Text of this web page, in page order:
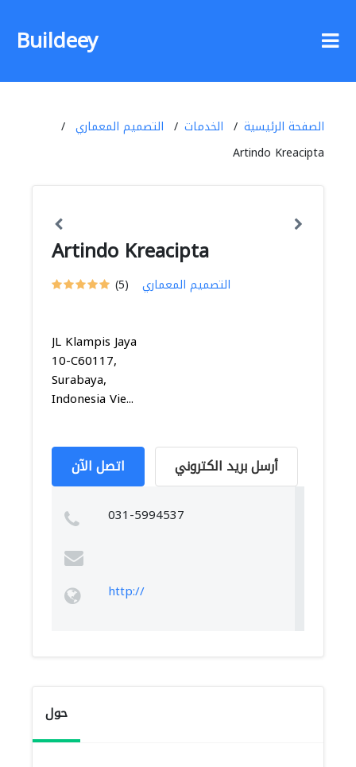
Buildeey
الصفحة الرئيسية الخدمات
التصميم المعماري
Artindo Kreacipta
Artindo Kreacipta
(5) التصميم المعماري
JL Klampis Jaya
10-C60117,
Surabaya,
Indonesia Vie...
اتصل الآن أرسل بريد الكتروني
031-5994537
http://
حول